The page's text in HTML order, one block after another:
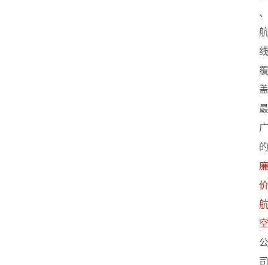
、
航
线
覆
盖
最
广
的
廉
价
航
空
公
司